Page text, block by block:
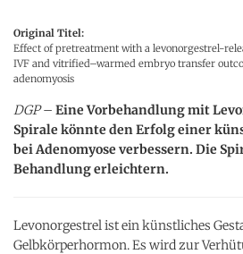
Original Titel:
Effect of pretreatment with a levonorgestrel-
IVF and vitrified–warmed embryo transfer
adenomyosis
DGP– Eine Vorbehandlung mit
Spirale könnte den Erfolg einer
bei Adenomyose verbessern. Die
Behandlung erleichtern.
Levonorgestrel ist ein künstliches
Gelbkörperhormon. Es wird zur